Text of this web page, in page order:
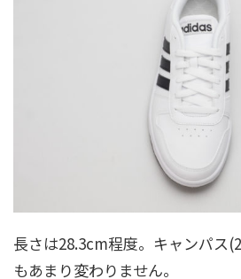
長さは28.3cm程度。キャンパス
もあまり変わりません。